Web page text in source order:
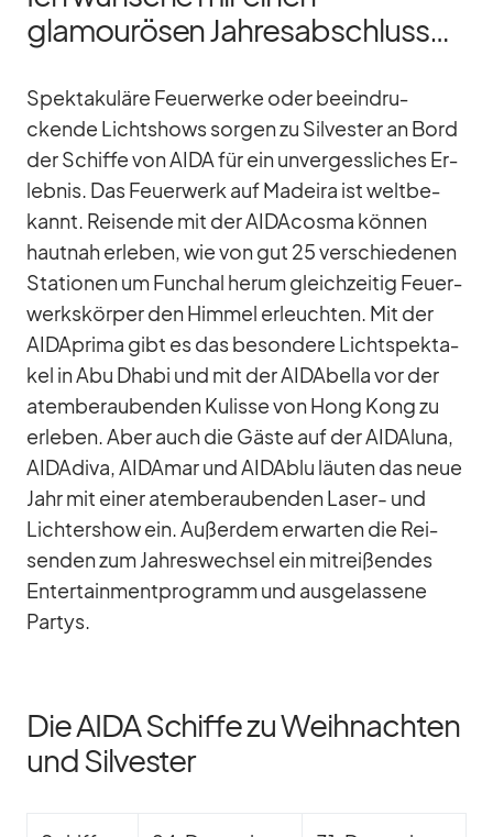
glamourösen Jahresabschluss…
Spek­ta­ku­läre Feu­er­werke oder be­ein­dru­
ckende Licht­shows sor­gen zu Sil­ves­ter an Bord
der Schiffe von AIDA für ein un­ver­gess­li­ches Er­
leb­nis. Das Feu­er­werk auf Ma­deira ist welt­be­
kannt. Rei­sende mit der AI­DA­c­osma kön­nen
haut­nah er­le­ben, wie von gut 25 ver­schie­de­nen
Sta­tio­nen um Fun­chal herum gleich­zei­tig Feu­er­
werks­kör­per den Him­mel er­leuch­ten. Mit der
AID­A­prima gibt es das be­son­dere Licht­spek­ta­
kel in Abu Dhabi und mit der AI­DA­bella vor der
atem­be­rau­ben­den Ku­lisse von Hong Kong zu
er­le­ben. Aber auch die Gäste auf der AI­DAluna,
AI­D­A­diva, AI­DA­mar und AI­D­A­blu läu­ten das neue
Jahr mit ei­ner atem­be­rau­ben­den La­ser- und
Lich­ter­show ein. Au­ßer­dem er­war­ten die Rei­
sen­den zum Jah­res­wech­sel ein mit­rei­ßen­des
En­ter­tain­ment­pro­gramm und aus­ge­las­sene
Par­tys.
Die AIDA Schiffe zu Weihnachten
und Silvester